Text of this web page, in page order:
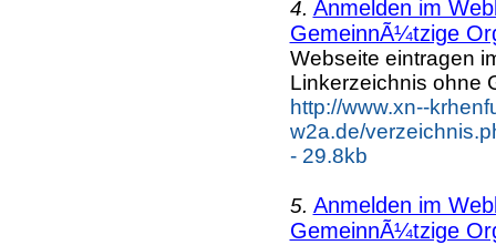
4. Anmelden im
GemeinnÃ¼tzige
Webseite eintragen
Linkerzeichnis ohne
http://www.xn--
w2a.de/
- 29.8kb
5. Anmelden im
GemeinnÃ¼tzige